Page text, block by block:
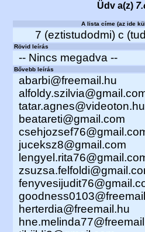
Üdv a(z)
A lista címe (az ide
7 (eztistudodmi) c
Rövid leírás
-- Nincs megadva --
Bővebb leírás
abarbi@freemail.hu
tatar.agnes@videoton.hu
beatareti@gmail.com
juceksz8@gmail.com
herterdia@freemail.hu